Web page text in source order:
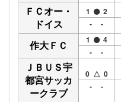
ＦＣオー・
ドイス
1
2
- -
作大ＦＣ 1
4
- -
ＪＢＵＳ宇
都宮サッカ
ークラブ
0 △ 0
- -